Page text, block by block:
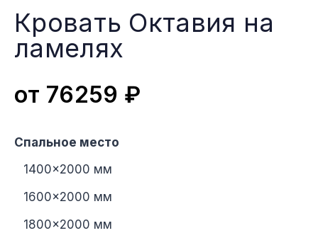
Кровать Октавия на
ламеляx
от 76259 ₽
Спальное место
1400×2000 мм
1600×2000 мм
1800×2000 мм